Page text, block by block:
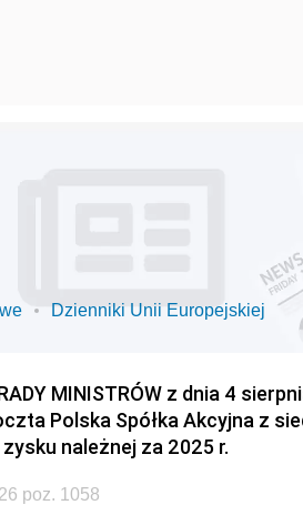
Dzienniki Unii Europejskiej
MINISTRÓW z dnia 4
Polska Spółka Akcyjna z
należnej za 2025 r.
poz. 1058